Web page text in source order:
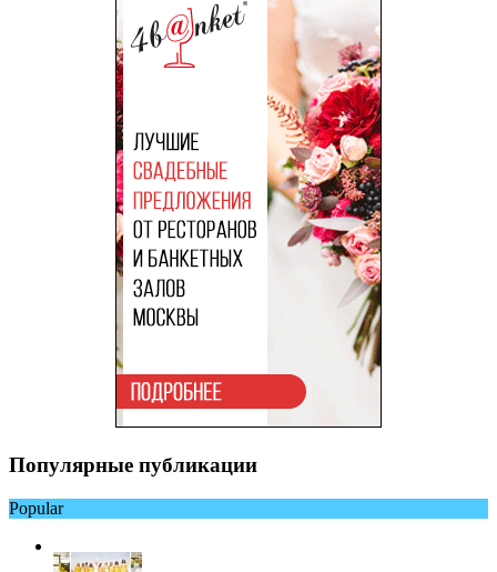
Популярные публикации
Popular